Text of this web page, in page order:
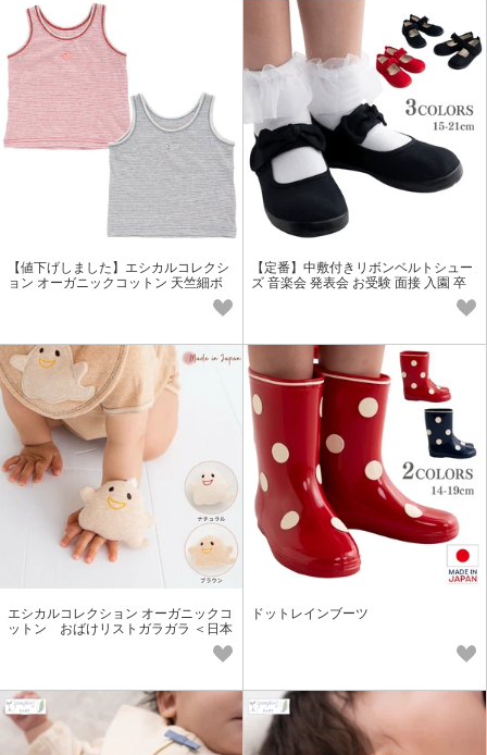
【値下げしました】エシカルコレクシ
ョン オーガニックコットン 天竺細ボ
【定番】中敷付きリボンベルトシュー
ズ 音楽会 発表会 お受験 面接 入園 卒
エシカルコレクション オーガニックコ
ットン おばけリストガラガラ ＜日本
ドットレインブーツ